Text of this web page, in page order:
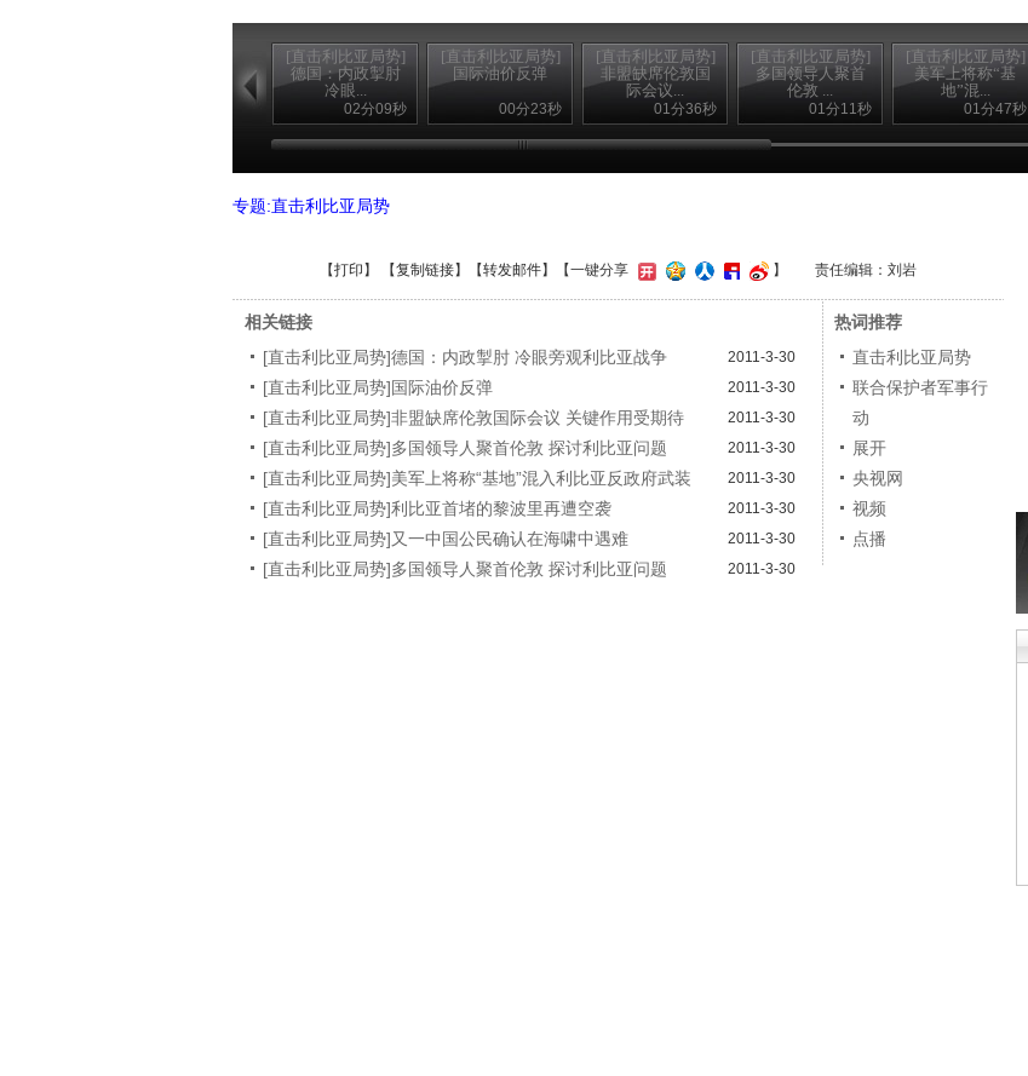
[直击利比亚局势]
德国：内政掣肘
冷眼...
02分09秒
[直击利比亚局势]
国际油价反弹
00分23秒
[直击利比亚局势]
非盟缺席伦敦国
际会议...
01分36秒
[直击利比亚局势]
多国领导人聚首
伦敦 ...
01分11秒
[直击利比亚局势]
美军上将称“基
地”混...
01分47秒
专题:直击利比亚局势
【打印 】 【复制链接】【转发邮件】 【一键分享 】 责任编辑：刘岩
相关链接
[直击利比亚局势]德国：内政掣肘 冷眼旁观利比亚战争
2011-3-30
[直击利比亚局势]国际油价反弹 2011-3-30
[直击利比亚局势]非盟缺席伦敦国际会议 关键作用受期待 2011-3-30
[直击利比亚局势]多国领导人聚首伦敦 探讨利比亚问题 2011-3-30
[直击利比亚局势]美军上将称“基地”混入利比亚反政府武装 2011-3-30
[直击利比亚局势]利比亚首堵的黎波里再遭空袭 2011-3-30
[直击利比亚局势]又一中国公民确认在海啸中遇难 2011-3-30
[直击利比亚局势]多国领导人聚首伦敦 探讨利比亚问题 2011-3-30
热词推荐
直击利比亚局势
联合保护者军事行
动
展开
央视网
视频
点播